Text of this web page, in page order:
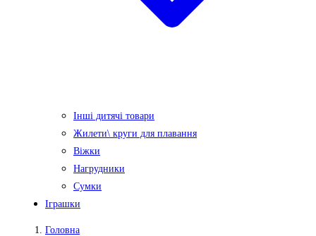
Інші дитячі товари
Жилети\ круги для плавання
Віжки
Нагрудники
Сумки
Іграшки
Головна